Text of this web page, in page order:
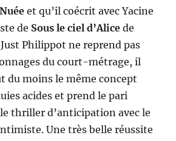
et qu’il coécrit avec Yacine
de Sous le ciel d’Alicede
Philippot ne reprend pas
du court-métrage, il
du moins le même concept
acides et prend le pari
thriller d’anticipation avec le
Une très belle réussite